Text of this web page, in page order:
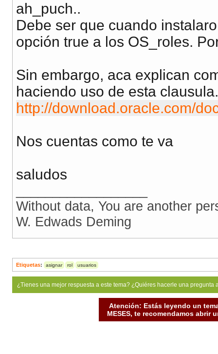
ah_puch..
Debe ser que cuando
opción true a los OS_roles.
Sin embargo, aca explican
haciendo uso de esta clausula.
http://download.oracle.com/
Nos cuentas como te va
saludos
Without data, You are another
W. Edwads Deming
Etiquetas: asignar rol usuarios
¿Tienes una mejor respuesta a este tema? ¿Quiéres hacerle una
Atención: Estás leyendo un
MESES, te recomendamos abrir